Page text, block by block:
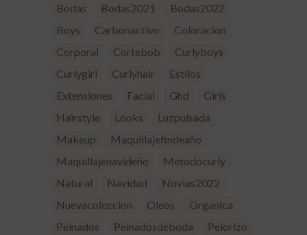
Bodas
Bodas2021
Bodas2022
Boys
Carbonactivo
Coloracion
Corporal
Cortebob
Curlyboys
Curlygirl
Curlyhair
Estilos
Extensiones
Facial Ghd
Girls
Hairstyle
Looks
Luzpulsada
Makeup
Maquillajefindeaño
Maquillajenavideño
Metodocurly
Natural
Navidad
Novias2022
Nuevacoleccion
Oleos
Organica
Peinados
Peinadosdeboda
Pelorizo